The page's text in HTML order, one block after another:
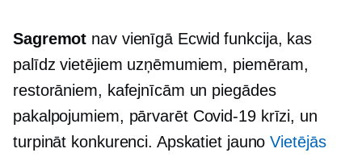
Sagremot nav vienīgā Ecwid funkcija, kas
palīdz vietējiem uzņēmumiem, piemēram,
restorāniem, kafejnīcām un piegādes
pakalpojumiem, pārvarēt Covid-19krīzi, un
turpināt konkurenci. Apskatiet jaunoVietējās